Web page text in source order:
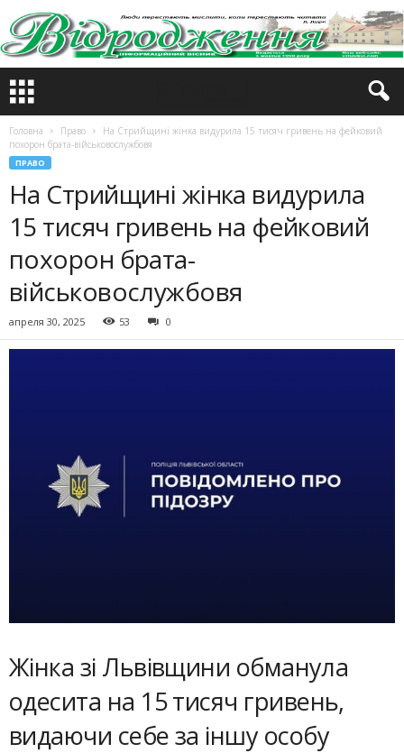
Головна Право
На Стрийщині жінка видурила 15 тисяч гривень на фейковий
похорон брата-військовослужбовя
ПРАВО
На Стрийщині жінка видурила
15 тисяч гривень на фейковий
похорон брата-
військовослужбовя
апреля 30, 2025 53 0
Жінка зі Львівщини обманула
одесита на 15 тисяч гривень,
видаючи себе за іншу особу